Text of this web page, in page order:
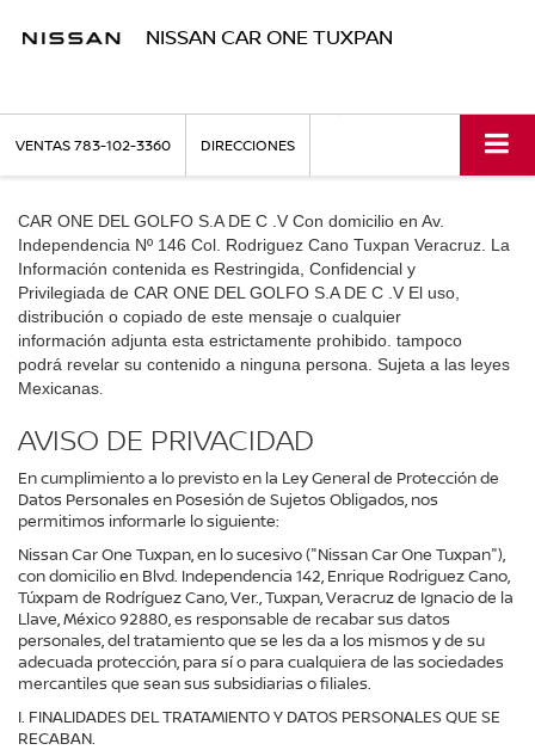
NISSAN CAR ONE TUXPAN
VENTAS783-102-3360 DIRECCIONES
CAR ONE DEL GOLFO S.A DE C .V Con domicilio en Av.
Independencia Nº 146 Col. Rodriguez Cano Tuxpan Veracruz. La
Información contenida es Restringida, Confidencial y
Privilegiada de CAR ONE DEL GOLFO S.A DE C .V El uso,
distribución o copiado de este mensaje o cualquier
información adjunta esta estrictamente prohibido. tampoco
podrá revelar su contenido a ninguna persona. Sujeta a las leyes
Mexicanas
AVISO DE PRIVACIDAD
En cumplimiento a lo previsto en la Ley General de Protección de
Datos Personales en Posesión de Sujetos Obligados, nos
permitimos informarle lo siguiente:
Nissan Car One Tuxpan, en lo sucesivo ("Nissan Car One Tuxpan"),
con domicilio en Blvd. Independencia 142, Enrique Rodriguez Cano,
Túxpam de Rodríguez Cano, Ver., Tuxpan, Veracruz de Ignacio de la
Llave, México 92880, es responsable de recabar sus datos
personales, del tratamiento que se les da a los mismos y de su
adecuada protección, para sí o para cualquiera de las sociedades
mercantiles que sean sus subsidiarias o filiales.
I. FINALIDADES DEL TRATAMIENTO Y DATOS PERSONALES QUE SE
RECABAN.